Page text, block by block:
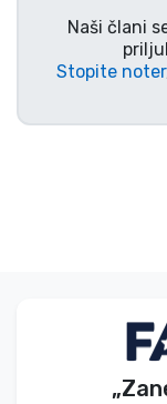
Naši člani
Stopite noter
Anime
Blagovne